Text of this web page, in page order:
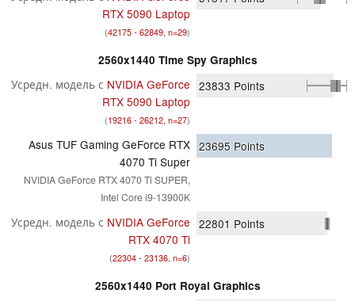
RTX 5090 Laptop
(42175 - 62849, n=29)
2560x1440 Time Spy Graphics
Усредн. модель с NVIDIA GeForce
RTX 5090 Laptop
(19216 - 26212, n=27)
23833 Points
Asus TUF Gaming GeForce RTX
4070 Ti Super
NVIDIA GeForce RTX 4070 Ti SUPER,
Intel Core i9-13900K
23695 Points
Усредн. модель с NVIDIA GeForce
RTX 4070 Ti
(22304 - 23136, n=6)
22801 Points
2560x1440 Port Royal Graphics